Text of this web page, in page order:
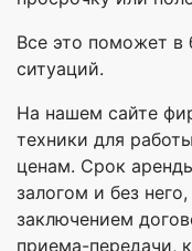
Все это поможет в
ситуаций.
На нашем сайте
техники для
ценам. Срок
залогом и без
заключением
приема-передачи,